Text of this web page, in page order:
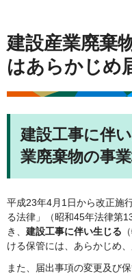
建設産業廃棄
はあらかじめ
建設工事に伴
業廃棄物の事
平成23年4月1日から改正施
る法律」（昭和45年法律第
き、 建設工事に伴い生じる
ける保管には、あらかじめ
また、届出事項の変更及び